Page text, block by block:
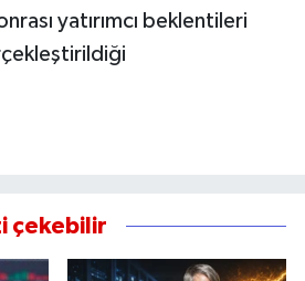
yatırımcı beklentileri
çekebilir